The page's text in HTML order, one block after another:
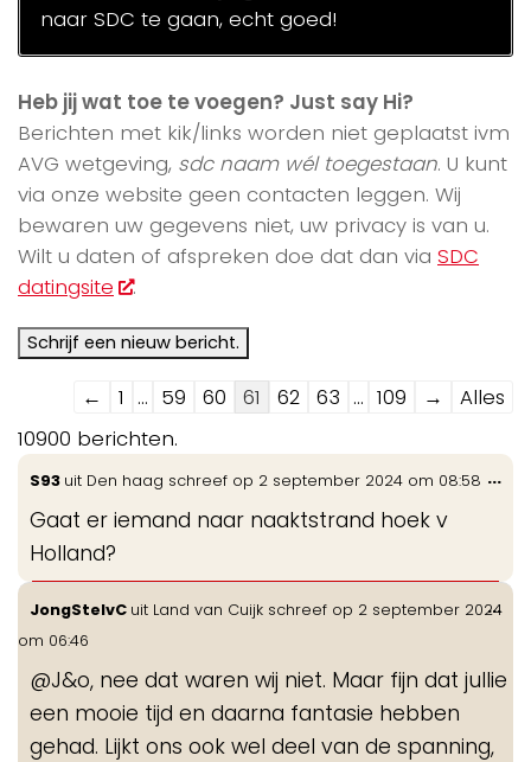
naar SDC te gaan, echt goed!
Heb jij wat toe te voegen? Just say Hi?
Berichten met kik/links worden niet geplaatst ivm
AVG wetgeving, sdc naam wél toegestaan. U kunt
via onze website geen contacten leggen. Wij
bewaren uw gegevens niet, uw privacy is van u.
Wilt u daten of afspreken doe dat dan via SDC
datingsite
.
Navigatie
door
de
gastenboek-
lijst
← 1 ... 59 60 61 62 63 ... 109 →
Alles
10900 berichten.
S93 uit Den haag schreef op 2 september 2024 om 08:58
Gaat er iemand naar naaktstrand hoek v
Holland?
...
JongStelvC uit Land van Cuijk schreef op 2 september 2024
om 06:46
@J&o, nee dat waren wij niet. Maar fijn dat jullie
een mooie tijd en daarna fantasie hebben
gehad. Lijkt ons ook wel deel van de spanning,
...